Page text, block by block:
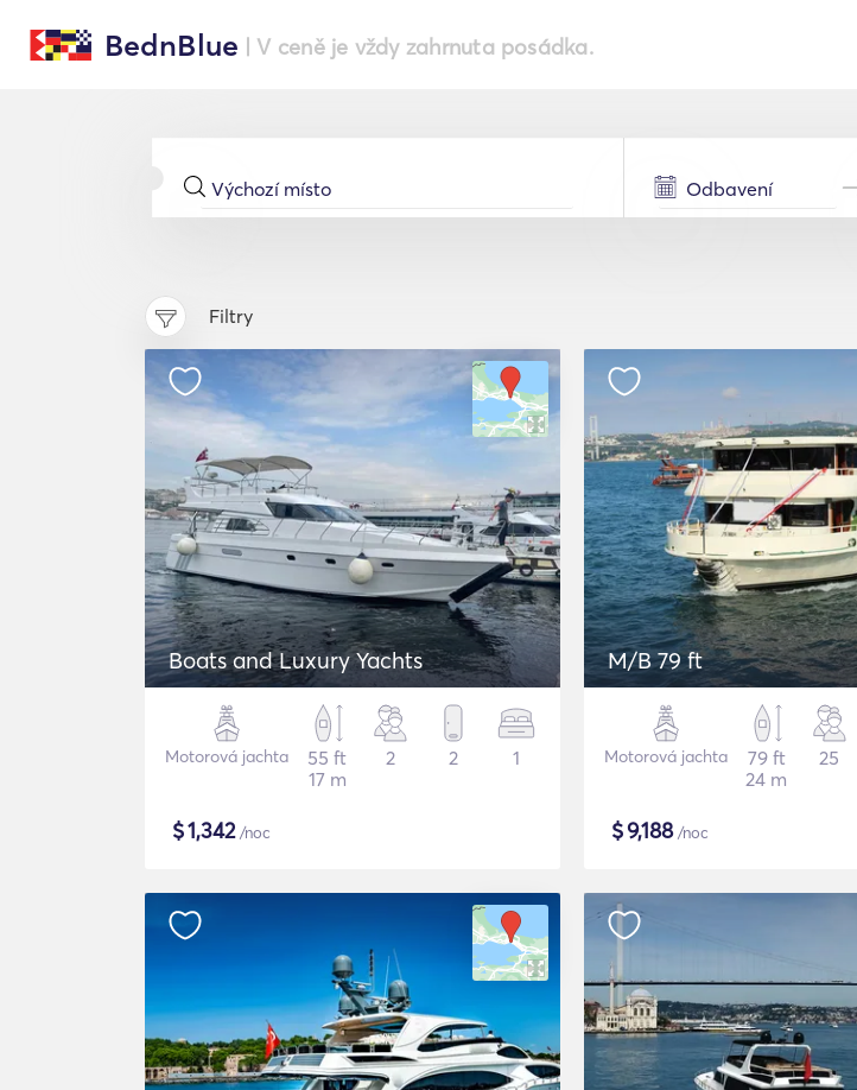
BednBlue | V ceně je vždy zahrnuta posádka.
Filtry
Boats and Luxury Yachts
Motorová jachta
55 ft
17 m
2 2 1
$1,342/noc
M/B 79 ft
Motorová jachta
79 ft
24 m
25
$9,188/noc